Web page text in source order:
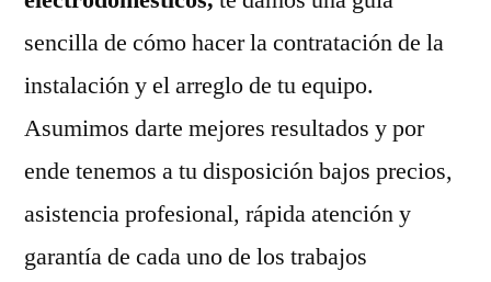
sencilla de cómo hacer la contratación de la
instalación y el arreglo de tu equipo.
Asumimos darte mejores resultados y por
ende tenemos a tu disposición bajos precios,
asistencia profesional, rápida atención y
garantía de cada uno de los trabajos